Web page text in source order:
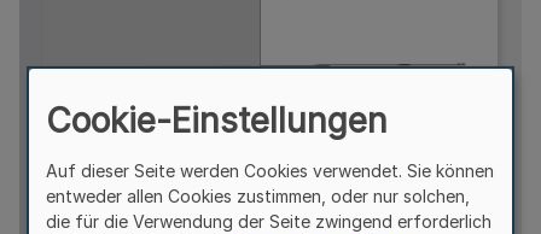
Cookie-Einstellungen
Auf dieser Seite werden Cookies verwendet. Sie können
entweder allen Cookies zustimmen, oder nur solchen,
die für die Verwendung der Seite zwingend erforderlich